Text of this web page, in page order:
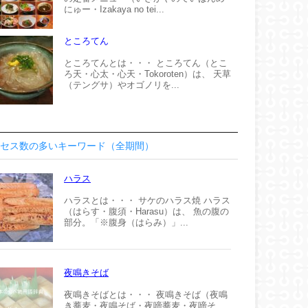
にゅー・Izakaya no tei...
ところてん
ところてんとは・・・ ところてん（とこ
ろ天・心太・心天・Tokoroten）は、 天草
（テングサ）やオゴノリを...
ス数の多いキーワード（全期間）
ハラス
ハラスとは・・・ サケのハラス焼 ハラス
（はらす・腹須・Harasu）は、 魚の腹の
部分。「※腹身（はらみ）」...
夜鳴きそば
夜鳴きそばとは・・・ 夜鳴きそば（夜鳴
き蕎麦・夜鳴そば・夜啼蕎麦・夜啼そ